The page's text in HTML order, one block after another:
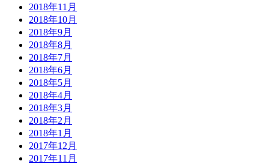
2018年11月
2018年10月
2018年9月
2018年8月
2018年7月
2018年6月
2018年5月
2018年4月
2018年3月
2018年2月
2018年1月
2017年12月
2017年11月